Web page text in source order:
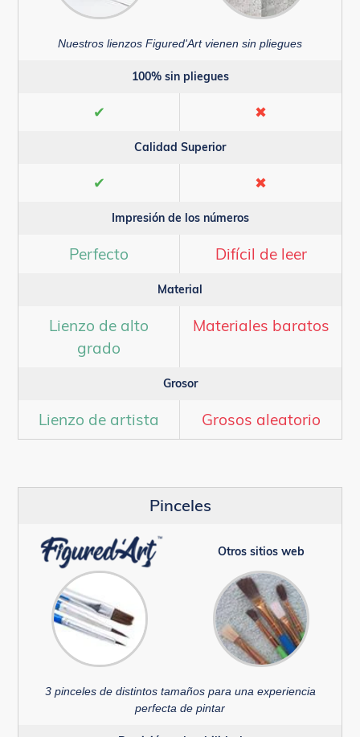
Nuestros lienzos Figured'Art vienen sin pliegues
100% sin pliegues
✔ ✖
Calidad Superior
✔ ✖
Impresión de los números
Perfecto Difícil de leer
Material
Lienzo de alto
grado
Materiales baratos
Grosor
Lienzo de artista Grosos aleatorio
Pinceles
Otros sitios web
3 pinceles de distintos tamaños para una experiencia
perfecta de pintar